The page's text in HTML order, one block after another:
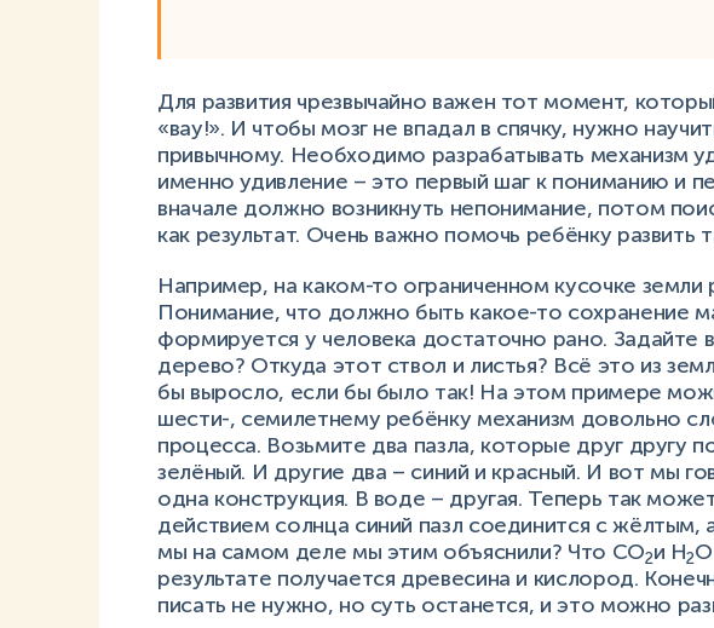
Для развития чрезвычайно важен тот момент,
«вау!». И чтобы мозг не впадал в спячку, нужно
привычному. Необходимо разрабатывать механизм
именно удивление – это первый шаг к пониманию и
вначале должно возникнуть непонимание, потом
как результат. Очень важно помочь ребёнку развить
Например, на каком-то ограниченном кусочке земли
Понимание, что должно быть какое-то сохранение
формируется у человека достаточно рано. Задайте
дерево? Откуда этот ствол и листья? Всё это из
бы выросло, если бы было так! На этом примере
шести-, семилетнему ребёнку механизм довольно
процесса. Возьмите два пазла, которые друг другу
зелёный. И другие два – синий и красный. И вот мы
одна конструкция. В воде – другая. Теперь так
действием солнца синий пазл соединится с жёлтым,
мы на самом деле мы этим объяснили? Что СО2и Н2О
результате получается древесина и кислород.
писать не нужно, но суть останется, и это можно